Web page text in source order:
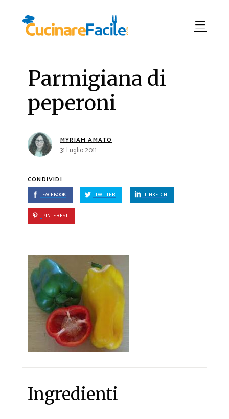
Parmigiana di
peperoni
MYRIAM AMATO
31 Luglio 2011
CONDIVIDI:
FACEBOOK TWITTER LINKEDIN
PINTEREST
Ingredienti